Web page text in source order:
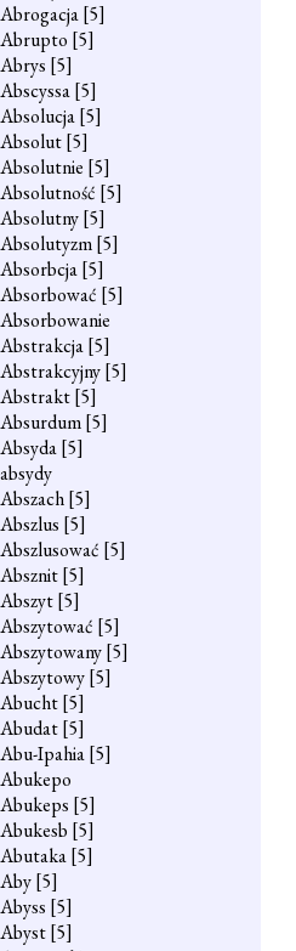
Abrogacja[5]
Abrupto [5]
Abrys [5]
Abscyssa[5]
Absolucja[5]
Absolut[5]
Absolutnie [5]
Absolutność [5]
Absolutny[5]
Absolutyzm[5]
Absorbcja[5]
Absorbować [5]
Absorbowanie
Abstrakcja[5]
Abstrakcyjny[5]
Abstrakt[5]
Absurdum[5]
Absyda[5]
absydy
Abszach[5]
Abszlus [5]
Abszlusować [5]
Absznit[5]
Abszyt[5]
Abszytować [5]
Abszytowany[5]
Abszytowy[5]
Abucht[5]
Abudat[5]
Abu-Ipahia[5]
Abukepo
Abukeps [5]
Abukesb [5]
Abutaka[5]
Aby[5]
Abyss [5]
Abyst[5]